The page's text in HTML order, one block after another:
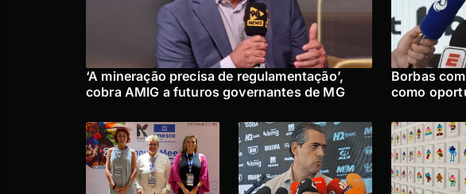
‘A mineração precisa de regulamentação’,
cobra AMIG a futuros governantes de MG
Borbas
como